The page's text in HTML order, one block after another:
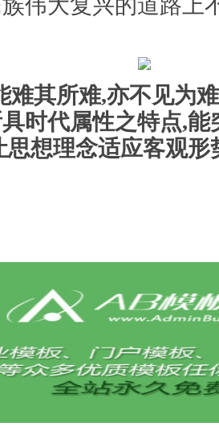
伟大复兴的道路上
难其所难,亦不见为
时代属性之特点,
思想理念适应客观